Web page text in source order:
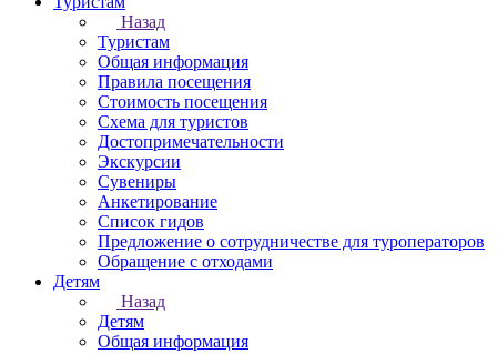
Назад
Туристам
Общая информация
Правила посещения
Стоимость посещения
Схема для туристов
Достопримечательности
Экскурсии
Сувениры
Анкетирование
Список гидов
Предложение о сотрудничестве для туроператоров
Обращение с отходами
Детям
Назад
Детям
Общая информация